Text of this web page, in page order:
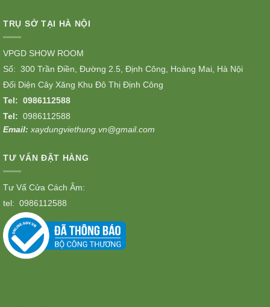
TRỤ SỞ TẠI HÀ NỘI
VPGD SHOW ROOM
Số: 300 Trần Điền, Đường 2.5, Định Công, Hoàng Mai, Hà Nội
Đối Diện Cây Xăng Khu Đô Thị Định Công
Tel: 0986112588
Tel: 0986112588
Email: xaydungviethung.vn@gmail.com
TƯ VẤN ĐẶT HÀNG
Tư Vấ Cửa Cách Âm:
tel: 0986112588